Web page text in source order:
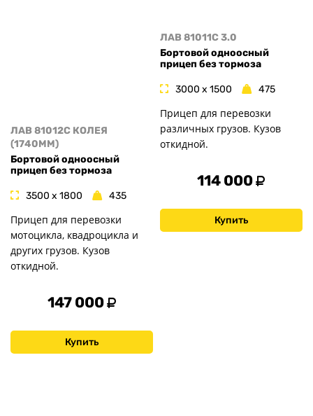
ЛАВ 81012C КОЛЕЯ
(1740MM)
Бортовой одноосный
прицеп без тормоза
3500 x 1800 435
Прицеп для перевозки
мотоцикла, квадроцикла и
других грузов. Кузов
откидной.
147 000
Купить
ЛАВ 81011C 3.0
Бортовой одноосный
прицеп без тормоза
3000 x 1500 475
Прицеп для перевозки
различных грузов. Кузов
откидной.
114 000
Купить